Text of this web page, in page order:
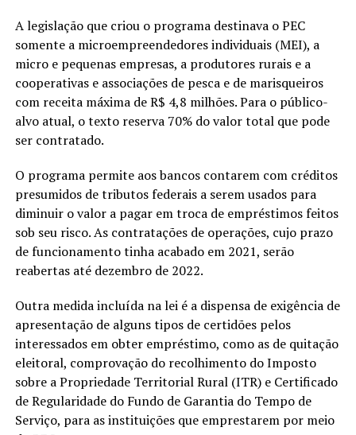
A legislação que criou o programa destinava o PEC
somente a microempreendedores individuais (MEI), a
micro e pequenas empresas, a produtores rurais e a
cooperativas e associações de pesca e de marisqueiros
com receita máxima de R$ 4,8 milhões. Para o público-
alvo atual, o texto reserva 70% do valor total que pode
ser contratado.
O programa permite aos bancos contarem com créditos
presumidos de tributos federais a serem usados para
diminuir o valor a pagar em troca de empréstimos feitos
sob seu risco. As contratações de operações, cujo prazo
de funcionamento tinha acabado em 2021, serão
reabertas até dezembro de 2022.
Outra medida incluída na lei é a dispensa de exigência de
apresentação de alguns tipos de certidões pelos
interessados em obter empréstimo, como as de quitação
eleitoral, comprovação do recolhimento do Imposto
sobre a Propriedade Territorial Rural (ITR) e Certificado
de Regularidade do Fundo de Garantia do Tempo de
Serviço, para as instituições que emprestarem por meio